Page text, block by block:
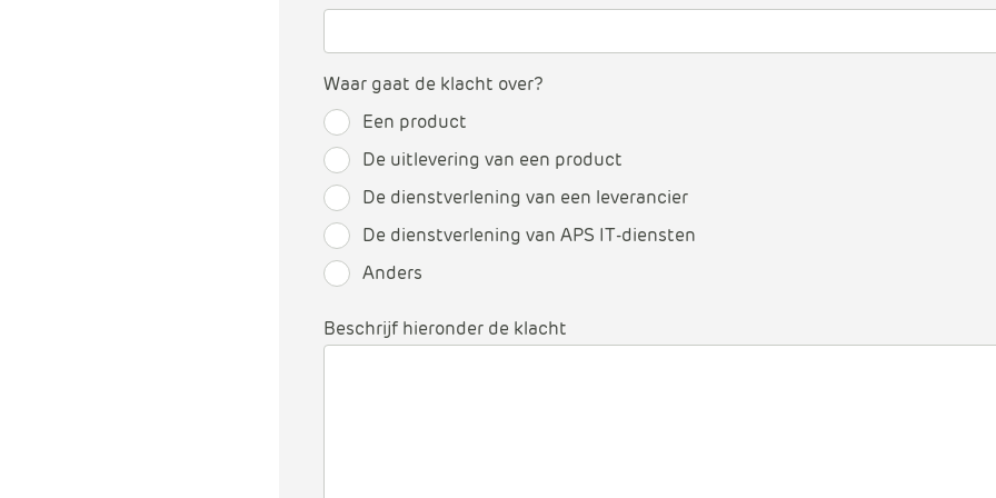
Waar gaat de klacht over?
Een product
De uitlevering van een product
De dienstverlening van een leverancier
De dienstverlening van APS IT-diensten
Anders
Beschrijf hieronder de klacht